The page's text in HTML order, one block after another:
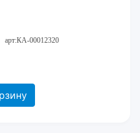
арт:КА-00012320